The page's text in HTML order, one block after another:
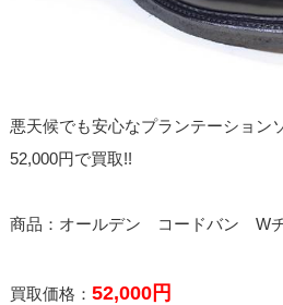
悪天候でも安心なプランテーション
52,000円で買取!!
商品：オールデン コードバン W
買取価格： 52,000円